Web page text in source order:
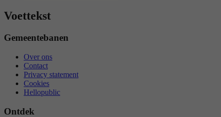
Voettekst
Gemeentebanen
Over ons
Contact
Privacy statement
Cookies
Hellopublic
Ontdek